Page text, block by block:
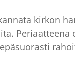
kirkon